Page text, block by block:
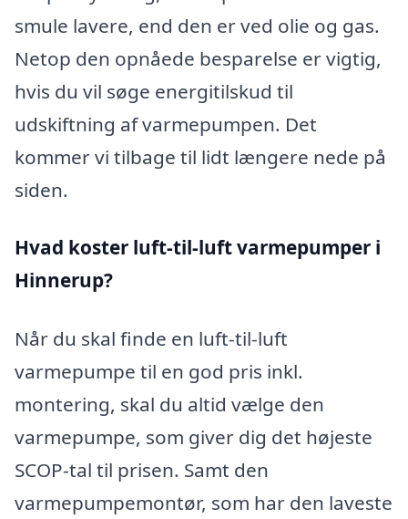
smule lavere, end den er ved olie og gas.
Netop den opnåede besparelse er vigtig,
hvis du vil søge energitilskud til
udskiftning af varmepumpen. Det
kommer vi tilbage til lidt længere nede på
siden.
Hvad koster luft-til-luft varmepumper i
Hinnerup?
Når du skal finde en luft-til-luft
varmepumpe til en god pris inkl.
montering, skal du altid vælge den
varmepumpe, som giver dig det højeste
SCOP-tal til prisen. Samt den
varmepumpemontør, som har den laveste